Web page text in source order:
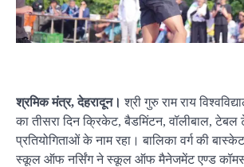
श्रमिक मंत्र, देहरादून। श्री गुरु राम राय
का तीसरा दिन क्रिकेट, बैडमिंटन, वॉलीबाल, टेबल
प्रतियोगिताओं के नाम रहा। बालिका वर्ग की
स्कूल ऑफ नर्सिंग ने स्कूल ऑफ मैनेजमेंट एण्ड कॉमर्स